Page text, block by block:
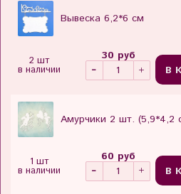
Вывеска 6,2*6 см
2 шт
в наличии
30 руб
В
Амурчики 2 шт. (5,9*4,2
1 шт
в наличии
60 руб
В